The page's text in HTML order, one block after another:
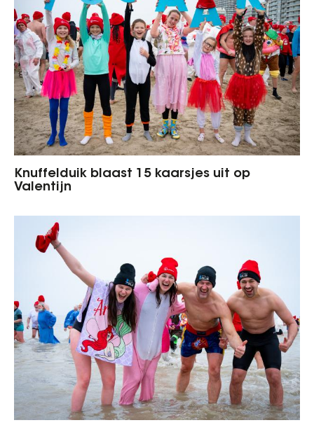
Knuffelduik blaast 15 kaarsjes uit op
Valentijn